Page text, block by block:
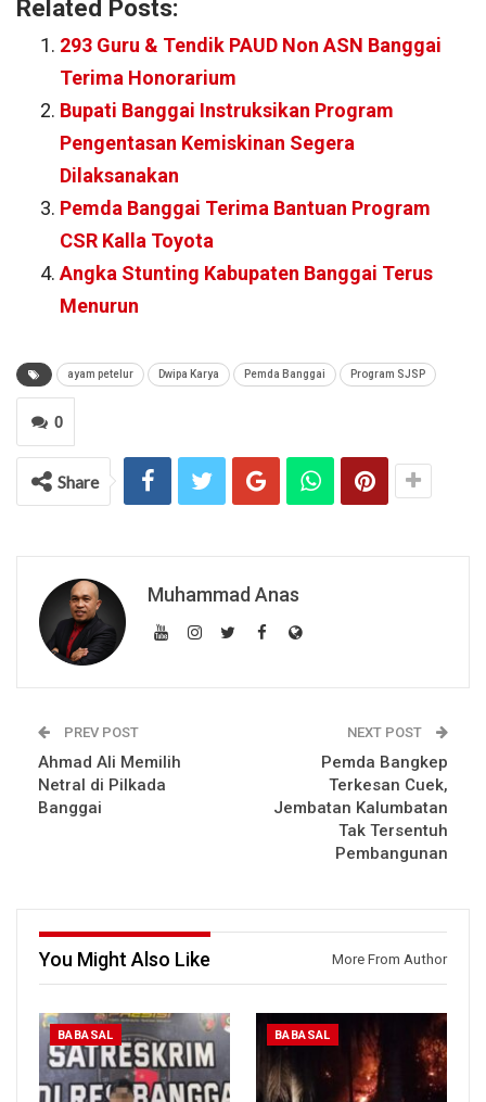
Related Posts:
293 Guru & Tendik PAUD Non ASN Banggai
Terima Honorarium
Bupati Banggai Instruksikan Program
Pengentasan Kemiskinan Segera
Dilaksanakan
Pemda Banggai Terima Bantuan Program
CSR Kalla Toyota
Angka Stunting Kabupaten Banggai Terus
Menurun
ayam petelur Dwipa Karya Pemda Banggai Program SJSP
0
Share
Muhammad Anas
PREV POST
Ahmad Ali Memilih
Netral di Pilkada
Banggai
NEXT POST
Pemda Bangkep
Terkesan Cuek,
Jembatan Kalumbatan
Tak Tersentuh
Pembangunan
You Might Also Like More From Author
BABASAL BABASAL